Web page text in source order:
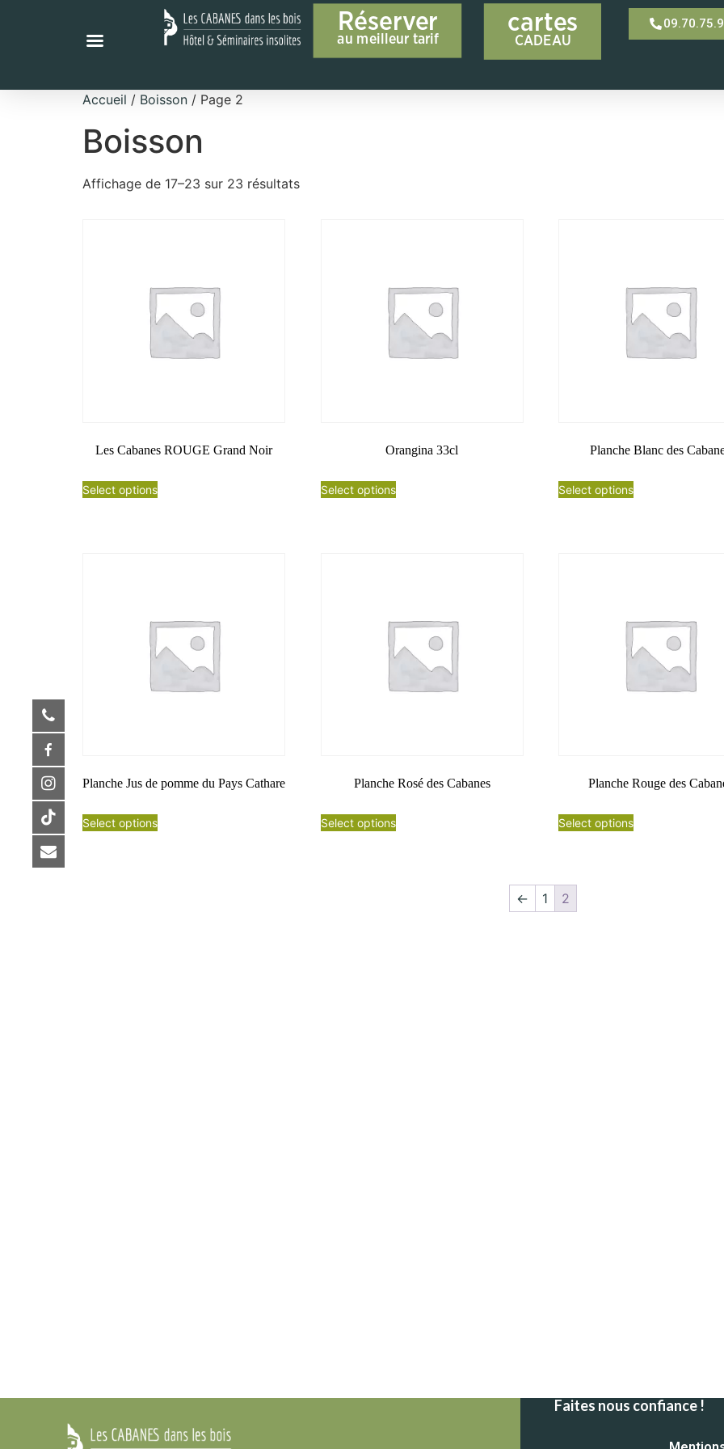
Réserver
au meilleur tarif
cartes
CADEAU
Accueil / Boisson / Page 2
Boisson
Affichage de 17–23 sur 23 résultats
Les Cabanes ROUGE Grand Noir
Select options
Orangina 33cl
Select options
Planche Blanc des
Select options
Planche Jus de pomme du Pays Cathare
Select options
Planche Rosé des Cabanes
Select options
Planche Rouge des
Select options
← 1 2
Faites nous confiance !